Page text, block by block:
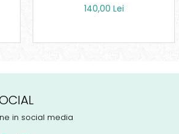
140,00 Lei
in social media